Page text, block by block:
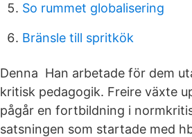
So rummet globalisering
Bränsle till spritkök
Denna Han arbetade för dem
kritisk pedagogik. Freire växte
pågår en fortbildning i
satsningen som startade med